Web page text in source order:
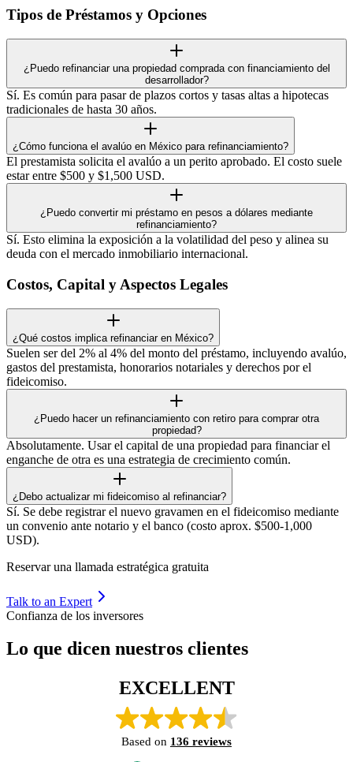
Tipos de Préstamos y Opciones
¿Puedo refinanciar una propiedad comprada con financiamiento del
desarrollador?
Sí. Es común para pasar de plazos cortos y tasas altas a hipotecas
tradicionales de hasta 30 años.
¿Cómo funciona el avalúo en México para refinanciamiento?
El prestamista solicita el avalúo a un perito aprobado. El costo suele
estar entre $500 y $1,500 USD.
¿Puedo convertir mi préstamo en pesos a dólares mediante
refinanciamiento?
Sí. Esto elimina la exposición a la volatilidad del peso y alinea su
deuda con el mercado inmobiliario internacional.
Costos, Capital y Aspectos Legales
¿Qué costos implica refinanciar en México?
Suelen ser del 2% al 4% del monto del préstamo, incluyendo avalúo,
gastos del prestamista, honorarios notariales y derechos por el
fideicomiso.
¿Puedo hacer un refinanciamiento con retiro para comprar otra
propiedad?
Absolutamente. Usar el capital de una propiedad para financiar el
enganche de otra es una estrategia de crecimiento común.
¿Debo actualizar mi fideicomiso al refinanciar?
Sí. Se debe registrar el nuevo gravamen en el fideicomiso mediante
un convenio ante notario y el banco (costo aprox. $500-1,000
USD).
Reservar una llamada estratégica gratuita
Talk to an Expert
Confianza de los inversores
Lo que dicen nuestros clientes
EXCELLENT
Based on 136 reviews